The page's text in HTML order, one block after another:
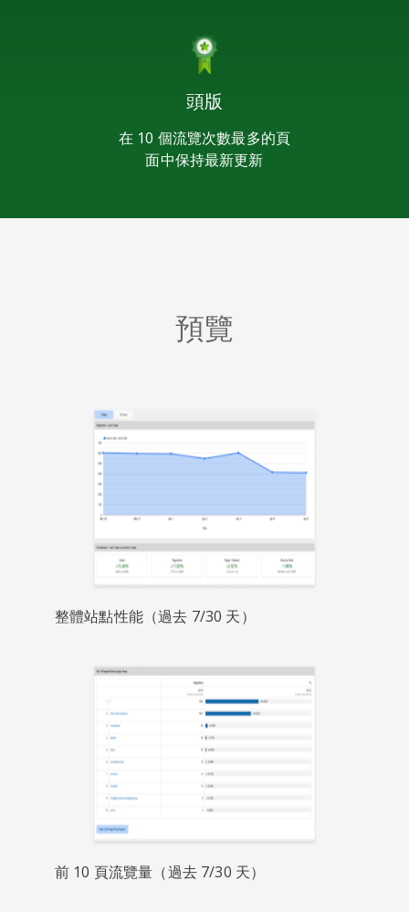
頭版
在 10 個流覽次數最多的頁
面中保持最新更新
預覽
整體站點性能（過去 7/30 天）
前 10 頁流覽量（過去 7/30 天）